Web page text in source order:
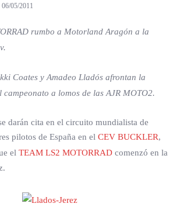
06/05/2011
rumbo a Motorland Aragón a la
Coates y Amadeo Lladós afrontan la
a lomos de las AJR MOTO2.
darán cita en el circuito mundialista de
pilotos de España en el CEV BUCKLER,
el TEAM LS2 MOTORRAD comenzó en la